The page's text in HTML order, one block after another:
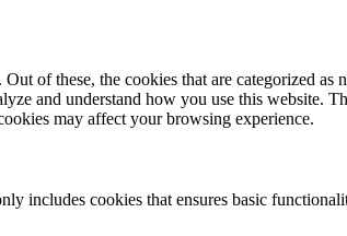
of these, the cookies that are categorized as
and understand how you use this website.
may affect your browsing experience.
includes cookies that ensures basic